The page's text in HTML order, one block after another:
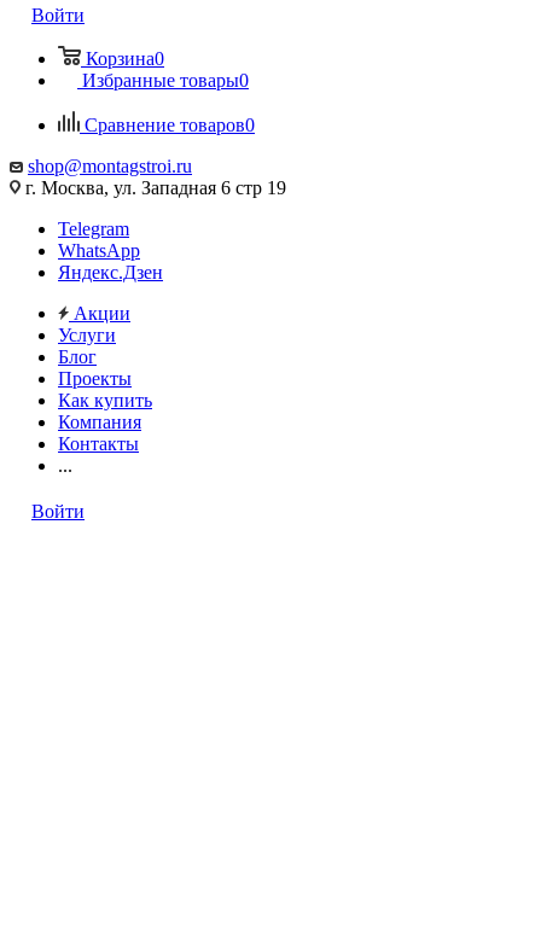
Войти
Корзина0
Избранные товары0
Сравнение товаров0
shop@montagstroi.ru
г. Москва, ул. Западная 6 стр 19
Telegram
WhatsApp
Яндекс.Дзен
Акции
Услуги
Блог
Проекты
Как купить
Компания
Контакты
...
Войти